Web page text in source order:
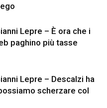
Lepre – È ora che i
paghino più tasse
Lepre – Descalzi ha
scherzare col